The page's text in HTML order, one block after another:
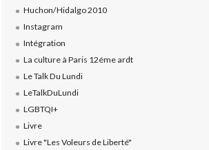
Huchon/Hidalgo 2010
Instagram
Intégration
La culture à Paris 12éme ardt
Le Talk Du Lundi
LeTalkDuLundi
LGBTQI+
Livre
Livre "Les Voleurs de Liberté"